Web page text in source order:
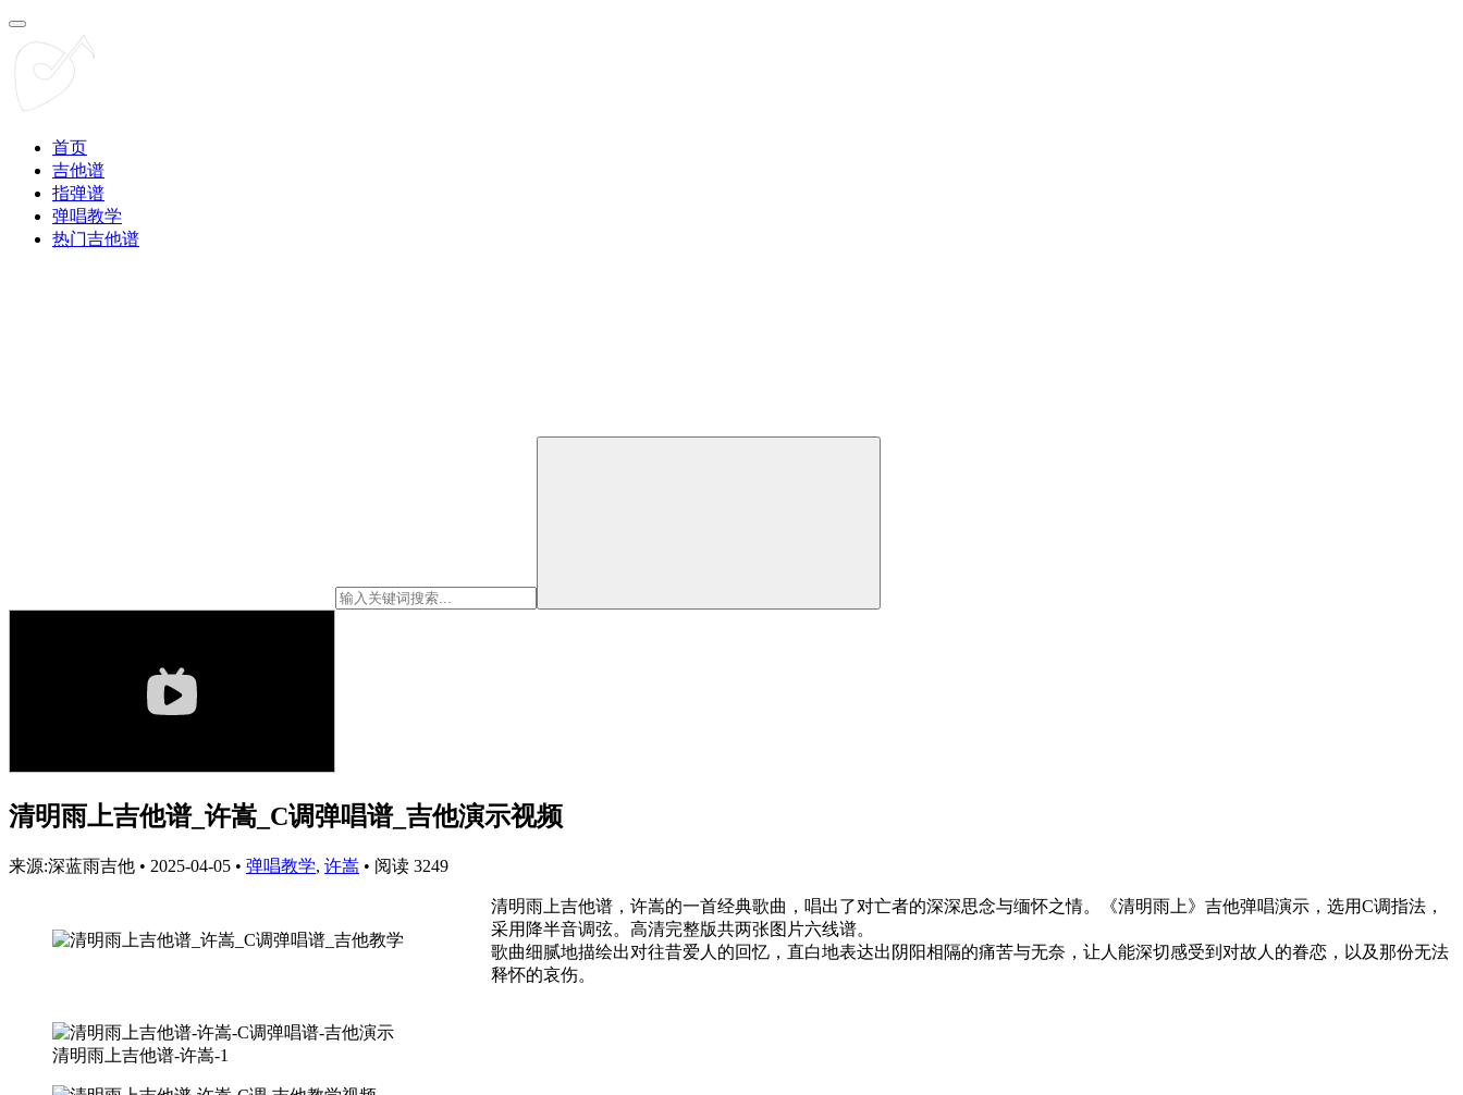
首页
吉他谱
指弹谱
弹唱教学
热门吉他谱
清明雨上吉他谱_许嵩_C调弹唱谱_吉他演示视频
来源:深蓝雨吉他 • 2025-04-05 • 弹唱教学, 许嵩 • 阅读 3249
清明雨上吉他谱，许嵩的一首经典歌曲，唱出了对亡者的深深思念与缅怀之情。《清明雨上》吉他弹唱演示，选用C调指法，
采用降半音调弦。高清完整版共两张图片六线谱。
歌曲细腻地描绘出对往昔爱人的回忆，直白地表达出阴阳相隔的痛苦与无奈，让人能深切感受到对故人的眷恋，以及那份无法
释怀的哀伤。
清明雨上吉他谱-许嵩-1